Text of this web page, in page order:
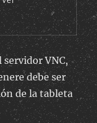
VNC,
debe ser
de la tableta